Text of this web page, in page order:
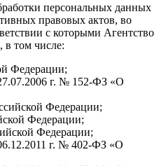
персональных данных
правовых актов, во
с которыми Агентство
в том числе:
Федерации;
г. № 152-ФЗ «О
Федерации;
Федерации;
Федерации;
г. № 402-ФЗ «О